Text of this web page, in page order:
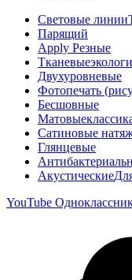
Световые линии
Парящий
Apply Резные
Тканевые
Двухуровневые
Фотопечать
Бесшовные
Матовые
Сатиновые
Глянцевые
Акустические
YouTube